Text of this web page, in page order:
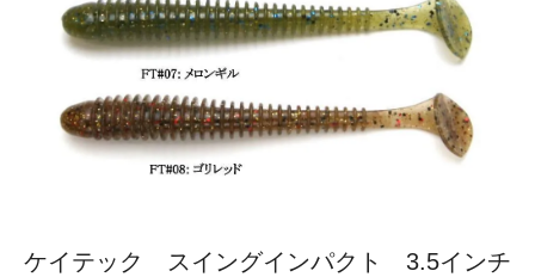
ケイテック スイングインパクト 3.5インチ